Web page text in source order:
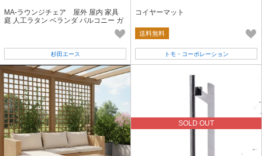
MA-ラウンジチェア 屋外 屋内 家具
庭 人工ラタン ベランダ バルコニー ガ
杉田エース
コイヤーマット
送料無料
トモ・コーポレーション
SOLD OUT